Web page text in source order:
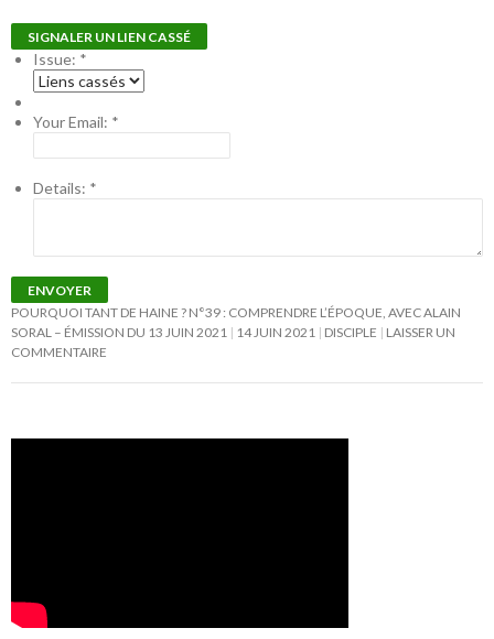
SIGNALER UN LIEN CASSÉ
Issue: *
Your Email: *
Details: *
ENVOYER
POURQUOI TANT DE HAINE ? N°39 : COMPRENDRE L’ÉPOQUE, AVEC ALAIN
SORAL – ÉMISSION DU 13 JUIN 2021
14 JUIN 2021 DISCIPLE
LAISSER UN
COMMENTAIRE